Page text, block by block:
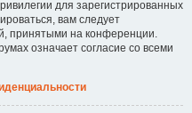
для зарегистрированных
вам следует
принятыми на конференции.
означает согласие со всеми